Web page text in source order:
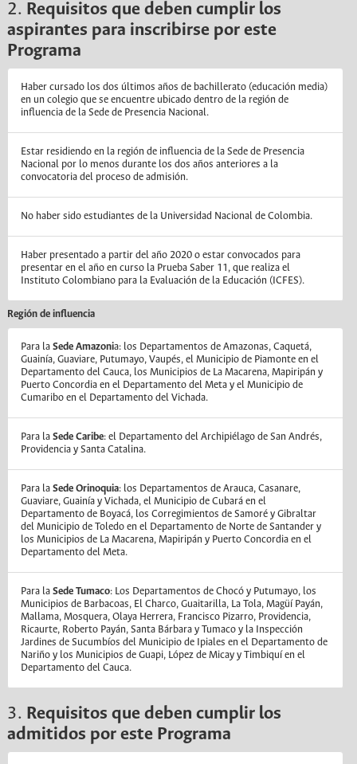
2. Requisitos que deben cumplir los
aspirantes para inscribirse por este
Programa
Haber cursado los dos últimos años de bachillerato (educación media)
en un colegio que se encuentre ubicado dentro de la región de
influencia de la Sede de Presencia Nacional.
Estar residiendo en la región de influencia de la Sede de Presencia
Nacional por lo menos durante los dos años anteriores a la
convocatoria del proceso de admisión.
No haber sido estudiantes de la Universidad Nacional de Colombia.
Haber presentado a partir del año 2020 o estar convocados para
presentar en el año en curso la Prueba Saber 11, que realiza el
Instituto Colombiano para la Evaluación de la Educación (ICFES).
Región de influencia
Para laSede Amazonia: los Departamentos de Amazonas, Caquetá,
Guainía, Guaviare, Putumayo, Vaupés, el Municipio de Piamonte en el
Departamento del Cauca, los Municipios de La Macarena, Mapiripán y
Puerto Concordia en el Departamento del Meta y el Municipio de
Cumaribo en el Departamento del Vichada.
Para la Sede Caribe: el Departamento del Archipiélago de San Andrés,
Providencia y Santa Catalina.
Para la Sede Orinoquia: los Departamentos de Arauca, Casanare,
Guaviare, Guainía y Vichada, el Municipio de Cubará en el
Departamento de Boyacá, los Corregimientos de Samoré y Gibraltar
del Municipio de Toledo en el Departamento de Norte de Santander y
los Municipios de La Macarena, Mapiripán y Puerto Concordia en el
Departamento del Meta.
Para la Sede Tumaco: Los Departamentos de Chocó y Putumayo, los
Municipios de Barbacoas, El Charco, Guaitarilla, La Tola, Magüí Payán,
Mallama, Mosquera, Olaya Herrera, Francisco Pizarro, Providencia,
Ricaurte, Roberto Payán, Santa Bárbara y Tumaco y la Inspección
Jardines de Sucumbíos del Municipio de Ipiales en el Departamento de
Nariño y los Municipios de Guapi, López de Micay y Timbiquí en el
Departamento del Cauca.
3. Requisitos que deben cumplir los
admitidos por este Programa